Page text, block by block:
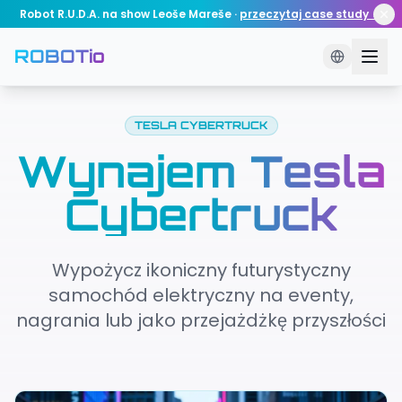
Robot R.U.D.A. na show Leoše Mareše · przeczytaj case study →
ROBOTio
TESLA CYBERTRUCK
Wynajem Tesla
Cybertruck
Wypożycz ikoniczny futurystyczny
samochód elektryczny na eventy,
nagrania lub jako przejażdżkę przyszłości